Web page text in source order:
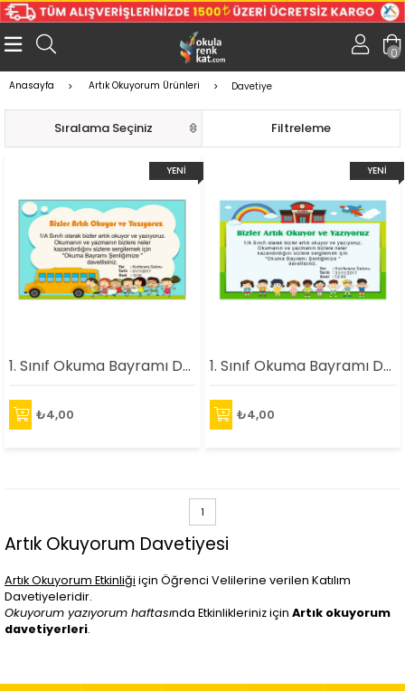
0
Anasayfa Artık Okuyorum Ürünleri Davetiye
Filtreleme
Sıralama
1. Sınıf Okuma Bayramı Davetiyesi 1
₺4,00
YENI
1. Sınıf Okuma Bayramı Davetiyesi 2
₺4,00
YENI
1
Artık Okuyorum Davetiyesi
Artık Okuyorum Etkinliği için Öğrenci Velilerine verilen Katılım
Davetiyeleridir.
Okuyorum yazıyorum haftasında Etkinlikleriniz için Artık okuyorum
davetiyerleri.